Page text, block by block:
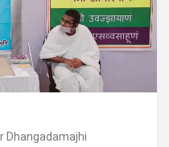
Dhangadamajhi